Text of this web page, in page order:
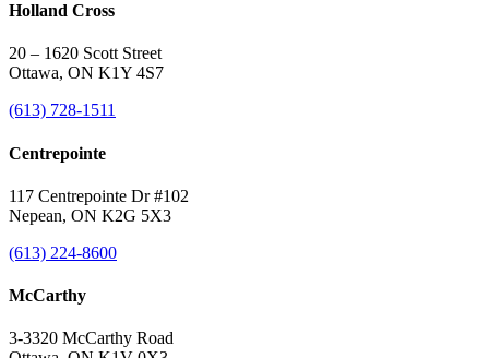
Holland Cross
20 – 1620 Scott Street
Ottawa, ON K1Y 4S7
(613) 728-1511
Centrepointe
117 Centrepointe Dr #102
Nepean, ON K2G 5X3
(613) 224-8600
McCarthy
3-3320 McCarthy Road